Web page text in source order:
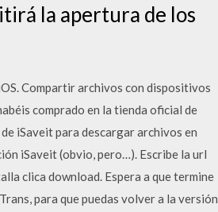
la apertura de los
Compartir archivos con dispositivos
comprado en la tienda oficial de
iSaveit para descargar archivos en
iSaveit (obvio, pero…). Escribe la url
clica download. Espera a que termine
para que puedas volver a la versión